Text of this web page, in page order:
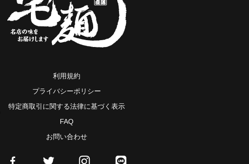
利用規約
プライバシーポリシー
特定商取引に関する法律に基づく表示
FAQ
お問い合わせ